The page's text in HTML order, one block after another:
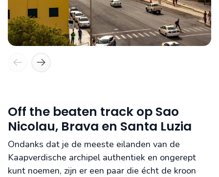
Off the beaten track op Sao
Nicolau, Brava en Santa Luzia
Ondanks dat je de meeste eilanden van de
Kaapverdische archipel authentiek en ongerept
kunt noemen, zijn er een paar die écht de kroon